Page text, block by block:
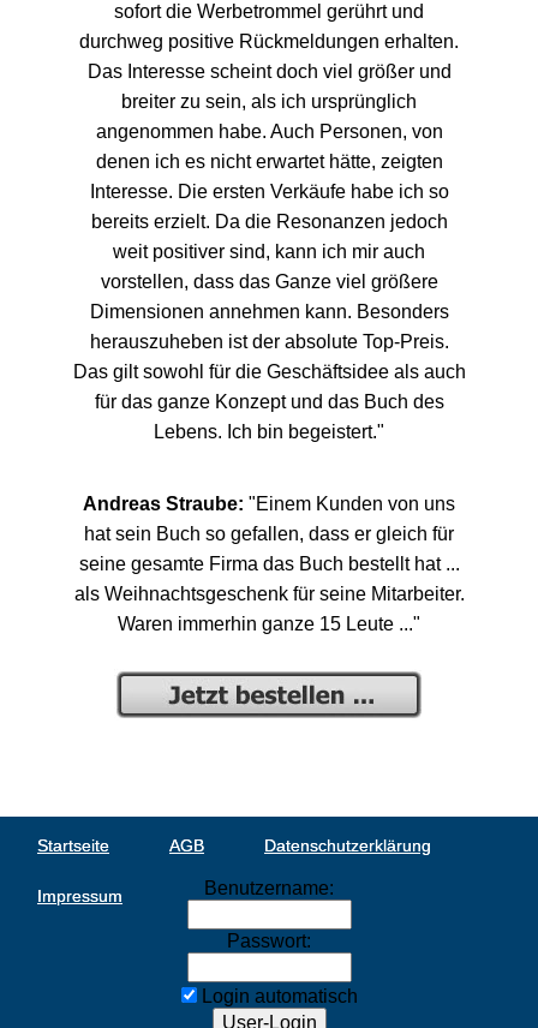
sofort die Werbetrommel gerührt und
durchweg positive Rückmeldungen erhalten.
Das Interesse scheint doch viel größer und
breiter zu sein, als ich ursprünglich
angenommen habe. Auch Personen, von
denen ich es nicht erwartet hätte, zeigten
Interesse. Die ersten Verkäufe habe ich so
bereits erzielt. Da die Resonanzen jedoch
weit positiver sind, kann ich mir auch
vorstellen, dass das Ganze viel größere
Dimensionen annehmen kann. Besonders
herauszuheben ist der absolute Top-Preis.
Das gilt sowohl für die Geschäftsidee als auch
für das ganze Konzept und das Buch des
Lebens. Ich bin begeistert."
Andreas Straube: "Einem Kunden von uns
hat sein Buch so gefallen, dass er gleich für
seine gesamte Firma das Buch bestellt hat ...
als Weihnachtsgeschenk für seine Mitarbeiter.
Waren immerhin ganze 15 Leute ..."
Startseite AGB Datenschutzerklärung
Impressum Benutzername:
Passwort:
Login automatisch